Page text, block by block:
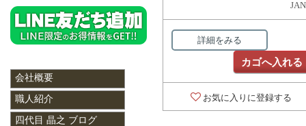
詳細をみる
カゴへ入れる
お気に入りに登録する
会社概要
職人紹介
四代目 晶之 ブログ